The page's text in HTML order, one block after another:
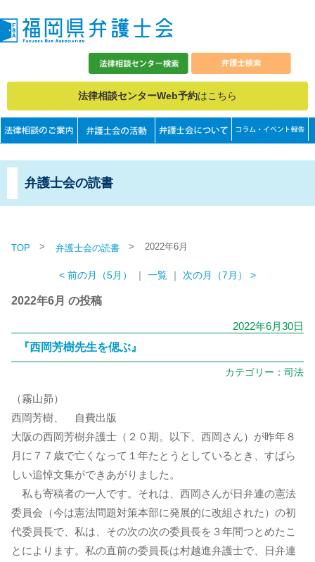
法律相談センターWeb予約はこちら
弁護士会の読書
TOP > 弁護士会の読書 > 2022年6月
< 前の月（5月） ｜ 一覧 ｜ 次の月（7月） >
2022年6月 の投稿
2022年6月30日
『西岡芳樹先生を偲ぶ』
カテゴリー： 司法
（霧山昴）
西岡芳樹、 自費出版
大阪の西岡芳樹弁護士（２０期。以下、西岡さん）が昨年８
月に７７歳で亡くなって１年たとうとしているとき、すばら
しい追悼文集ができあがりました。
私も寄稿者の一人です。それは、西岡さんが日弁連の憲法
委員会（今は憲法問題対策本部に発展的に改組された）の初
代委員長で、私は、その次の次の委員長を３年間つとめたこ
とによります。私の直前の委員長は村越進弁護士で、日弁連